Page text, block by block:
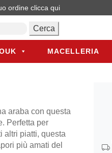
ordine clicca qui
Cerca
MACELLERIA
MACELLERIA
araba con questa
Perfetta per
altri piatti, questa
più amati del